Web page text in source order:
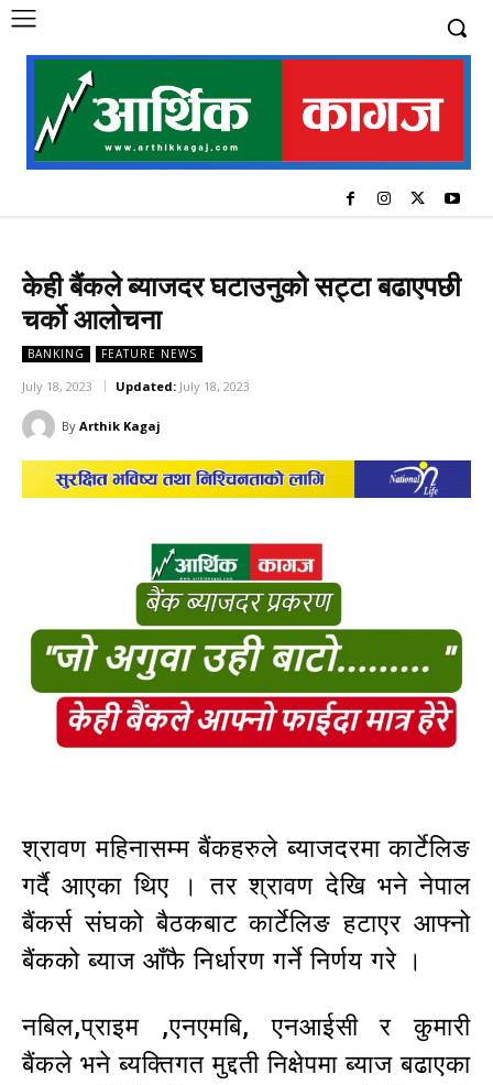
केही बैंकले ब्याजदर घटाउनुको सट्टा बढाएपछी
चर्को आलोचना
BANKING FEATURE NEWS
July 18, 2023 Updated: July 18, 2023
By Arthik Kagaj
श्रावण महिनासम्म बैंकहरुले ब्याजदरमा कार्टेलिङ
गर्दै आएका थिए । तर श्रावण देखि भने नेपाल
बैंकर्स संघको बैठकबाट कार्टेलिङ हटाएर आफ्नो
बैंकको ब्याज आँफै निर्धारण गर्ने निर्णय गरे ।
नबिल,प्राइम ,एनएमबि, एनआईसी र कुमारी
बैंकले भने ब्यक्तिगत मुद्दती निक्षेपमा ब्याज बढाएका